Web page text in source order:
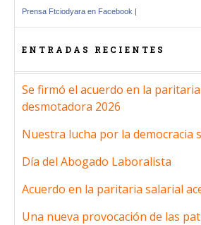
Prensa Ftciodyara en Facebook |
ENTRADAS RECIENTES
Se firmó el acuerdo en la
desmotadora 2026
Nuestra lucha por la democracia
Día del Abogado Laboralista
Acuerdo en la paritaria salarial
Una nueva provocación de las